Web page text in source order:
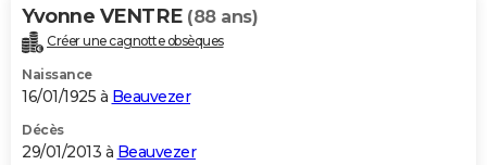
Yvonne VENTRE (88 ans)
Créer une cagnotte obsèques
Naissance
16/01/1925 à Beauvezer
Décès
29/01/2013 à Beauvezer